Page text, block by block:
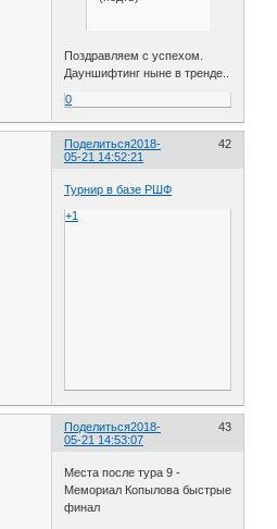
Поздравляем с успехом.
Дауншифтинг ныне в тренде..
0
Поделиться 42
2018-
05-21 14:52:21
Турнир в базе РШФ
+1
Поделиться 43
2018-
05-21 14:53:07
Места после тура 9 -
Мемориал Копылова быстрые
финал